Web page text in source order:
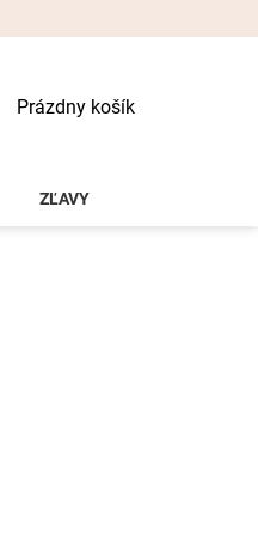
Nákupný
Prázdny košík
ZĽAVY